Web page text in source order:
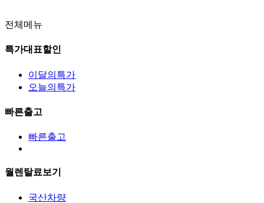
전체메뉴
특가대표할인
이달의특가
오늘의특가
빠른출고
빠른출고
월렌탈료보기
국산차량